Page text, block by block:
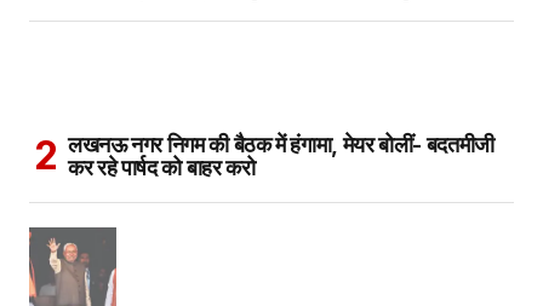
लखनऊ नगर निगम की बैठक में हंगामा, मेयर बोलीं- बदतमीजी
कर रहे पार्षद को बाहर करो